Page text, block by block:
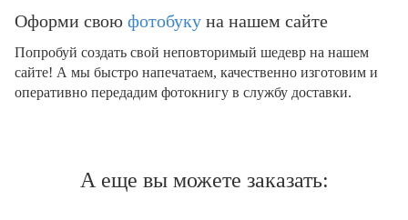
Оформи свою фотобуку на нашем сайте
Попробуй создать свой неповторимый шедевр на нашем
сайте! А мы быстро напечатаем, качественно изготовим и
оперативно передадим фотокнигу в службу доставки.
А еще вы можете заказать: